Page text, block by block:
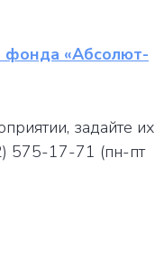
фонда «Абсолют-
задайте их
575-17-71 (пн-пт